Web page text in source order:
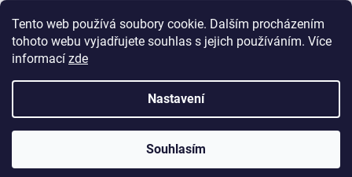
Tento web používá soubory cookie. Dalším procházením
tohoto webu vyjadřujete souhlas s jejich používáním. Více
informací zde
Nastavení
Souhlasím
nastavení cookies